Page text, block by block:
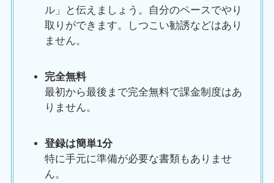
ル」と伝えましょう。自分のペースでやり
取りができます。しつこい勧誘などはあり
ません。
完全無料
最初から最後まで完全無料で課金制度はあ
りません。
登録は簡単1分
特に手元に準備が必要な書類もありませ
ん。